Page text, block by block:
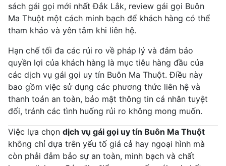
sách gái gọi mới nhất Đắk Lắk, review gái gọi Buôn
Ma Thuột một cách minh bạch để khách hàng có thể
tham khảo và yên tâm khi liên hệ.
Hạn chế tối đa các rủi ro về pháp lý và đảm bảo
quyền lợi của khách hàng là mục tiêu hàng đầu của
các dịch vụ gái gọi uy tín Buôn Ma Thuột. Điều này
bao gồm việc sử dụng các phương thức liên hệ và
thanh toán an toàn, bảo mật thông tin cá nhân tuyệt
đối, tránh các tình huống rủi ro không mong muốn.
Việc lựa chọn dịch vụ gái gọi uy tín Buôn Ma Thuột
không chỉ dựa trên yếu tố giá cả hay ngoại hình mà
còn phải đảm bảo sự an toàn, minh bạch và chất